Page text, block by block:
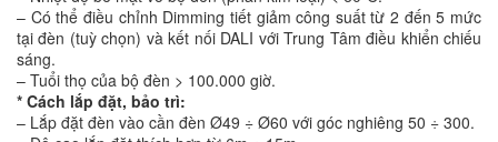
– Có thể điều chỉnh Dimming tiết giảm công suất từ 2 đến 5 mức
tại đèn (tuỳ chọn) và kết nối DALI với Trung Tâm điều khiển chiếu
sáng.
– Tuổi thọ của bộ đèn > 100.000 giờ.
* Cách lắp đặt, bảo trì:
– Lắp đặt đèn vào cần đèn Ø49 ÷ Ø60 với góc nghiêng 50 ÷ 300.